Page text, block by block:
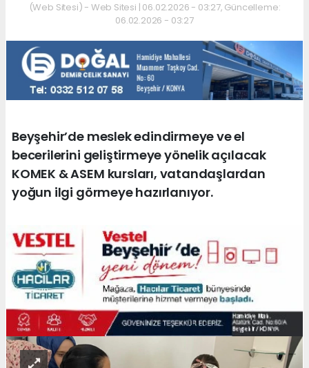
(Web Sitesi) - Web Sitesi | 06.02.2026 - 03:27, Güncelleme:
06.02.2026 - 03:27
Beyşehir’de meslek edindirmeye ve el
becerilerini geliştirmeye yönelik açılacak
KOMEK & ASEM kursları, vatandaşlardan
yoğun ilgi görmeye hazırlanıyor.